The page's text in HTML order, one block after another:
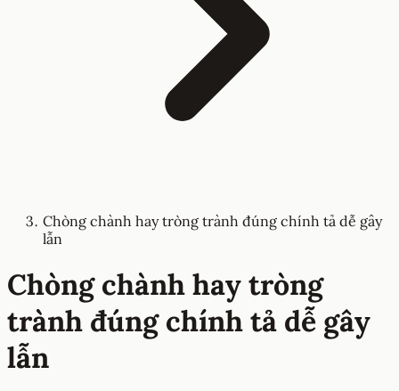
Chòng chành hay tròng trành đúng chính tả dễ gây
lẫn
Chòng chành hay tròng
trành đúng chính tả dễ gây
lẫn